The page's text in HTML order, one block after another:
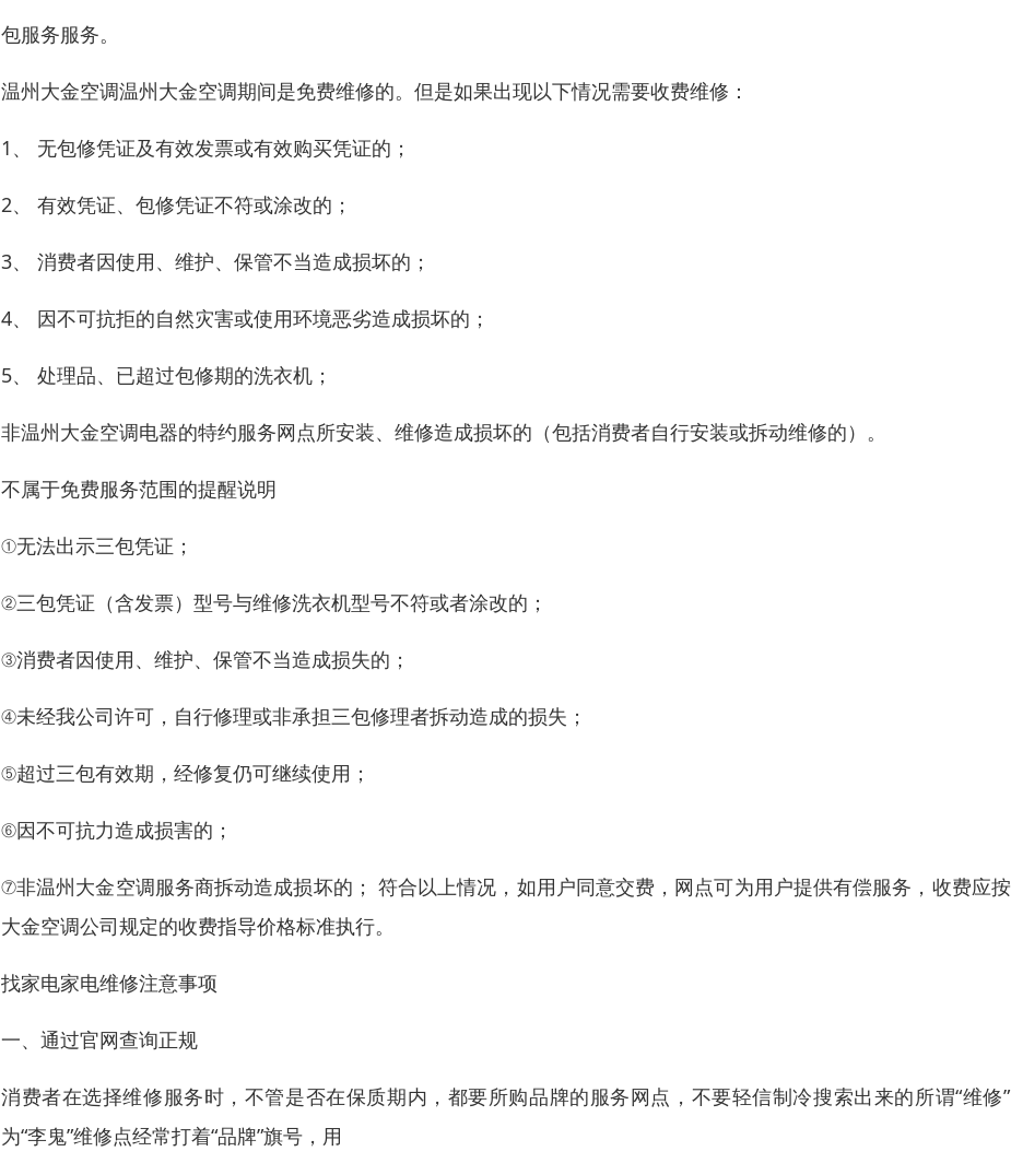
包服务服务。
温州大金空调温州大金空调期间是免费维修的。但是如果出现以下情况需要收费维修：
1、 无包修凭证及有效发票或有效购买凭证的；
2、 有效凭证、包修凭证不符或涂改的；
3、 消费者因使用、维护、保管不当造成损坏的；
4、 因不可抗拒的自然灾害或使用环境恶劣造成损坏的；
5、 处理品、已超过包修期的洗衣机；
非温州大金空调电器的特约服务网点所安装、维修造成损坏的（包括消费者自行安装或拆动维修的）。
不属于免费服务范围的提醒说明
①无法出示三包凭证；
②三包凭证（含发票）型号与维修洗衣机型号不符或者涂改的；
③消费者因使用、维护、保管不当造成损失的；
④未经我公司许可，自行修理或非承担三包修理者拆动造成的损失；
⑤超过三包有效期，经修复仍可继续使用；
⑥因不可抗力造成损害的；
⑦非温州大金空调服务商拆动造成损坏的； 符合以上情况，如用户同意交费，网点可为用户提供有偿服务，收费应
大金空调公司规定的收费指导价格标准执行。
找家电家电维修注意事项
一、通过官网查询正规
消费者在选择维修服务时，不管是否在保质期内，都要所购品牌的服务网点，不要轻信制冷搜索出来的所谓“维修
为“李鬼”维修点经常打着“品牌”旗号，用